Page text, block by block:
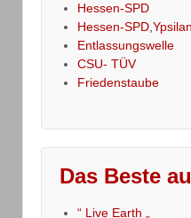
Hessen-SPD
Hessen-
Entlassungswelle
CSU- TÜV
Friedenstaube
Das Beste
“ Live Earth „